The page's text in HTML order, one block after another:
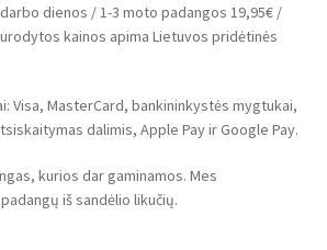
dienos / 1-3 moto padangos 19,95€ /
kainos apima Lietuvos pridėtinės
Visa, MasterCard, bankininkystės mygtukai,
dalimis, Apple Pay ir Google Pay.
kurios dar gaminamos. Mes
iš sandėlio likučių.